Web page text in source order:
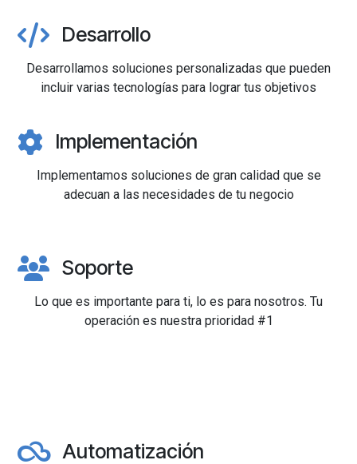
Desarrollo
Desarrollamos soluciones personalizadas que pueden
incluir varias tecnologías para lograr tus objetivos
Implementación
Implementamos soluciones de gran calidad que se
adecuan a las necesidades de tu negocio
Soporte
Lo que es importante para ti, lo es para nosotros. Tu
operación es nuestra prioridad #1
Automatización